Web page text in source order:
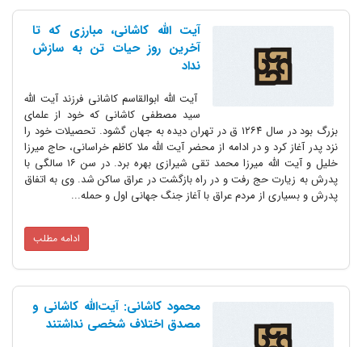
آیت الله کاشانی، مبارزی که تا
آخرین روز حیات تن به سازش
نداد
آیت الله ابوالقاسم کاشانی فرزند آیت الله
سید مصطفی کاشانی که خود از علمای
بزرگ بود در سال ۱۲۶۴ ق در تهران دیده به جهان گشود. تحصیلات خود را
نزد پدر آغاز کرد و در ادامه از محضر آیت الله ملا کاظم خراسانی، حاج میرزا
خلیل و آیت الله میرزا محمد تقی شیرازی بهره برد. در سن ۱۶ سالگی با
پدرش به زیارت حج رفت و در راه بازگشت در عراق ساکن شد. وی به اتفاق
پدرش و بسیاری از مردم عراق با آغاز جنگ جهانی اول و حمله...
ادامه مطلب
محمود کاشانی: آیت‌الله کاشانی و
مصدق اختلاف شخصی نداشتند